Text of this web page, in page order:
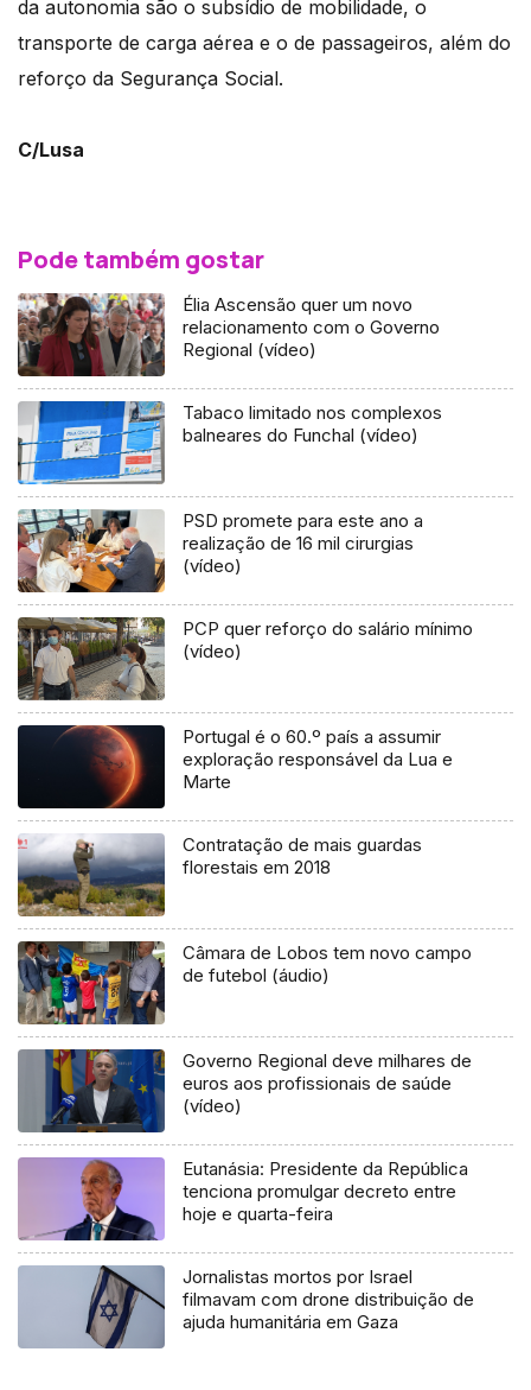
da autonomia são o subsídio de mobilidade, o
transporte de carga aérea e o de passageiros, além do
reforço da Segurança Social.
C/Lusa
Pode também gostar
Élia Ascensão quer um novo
relacionamento com o Governo
Regional (vídeo)
Tabaco limitado nos complexos
balneares do Funchal (vídeo)
PSD promete para este ano a
realização de 16 mil cirurgias
(vídeo)
PCP quer reforço do salário mínimo
(vídeo)
Portugal é o 60.º país a assumir
exploração responsável da Lua e
Marte
Contratação de mais guardas
florestais em 2018
Câmara de Lobos tem novo campo
de futebol (áudio)
Governo Regional deve milhares de
euros aos profissionais de saúde
(vídeo)
Eutanásia: Presidente da República
tenciona promulgar decreto entre
hoje e quarta-feira
Jornalistas mortos por Israel
filmavam com drone distribuição de
ajuda humanitária em Gaza